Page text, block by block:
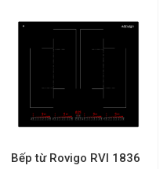
Bếp từ Rovigo RVI 1836